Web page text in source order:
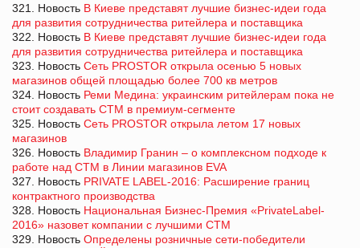
321. Новость В Киеве представят лучшие бизнес-идеи года
для развития сотрудничества ритейлера и поставщика
322. Новость В Киеве представят лучшие бизнес-идеи года
для развития сотрудничества ритейлера и поставщика
323. Новость Cеть PROSTOR открыла осенью 5 новых
магазинов общей площадью более 700 кв метров
324. Новость Реми Медина: украинским ритейлерам пока не
стоит создавать СТМ в премиум-сегменте
325. Новость Сеть PROSTOR открыла летом 17 новых
магазинов
326. Новость Владимир Гранин – о комплексном подходе к
работе над СТМ в Линии магазинов EVA
327. Новость PRIVATE LABEL-2016: Расширение границ
контрактного производства
328. Новость Национальная Бизнес-Премия «PrivateLabel-
2016» назовет компании с лучшими СТМ
329. Новость Определены розничные сети-победители